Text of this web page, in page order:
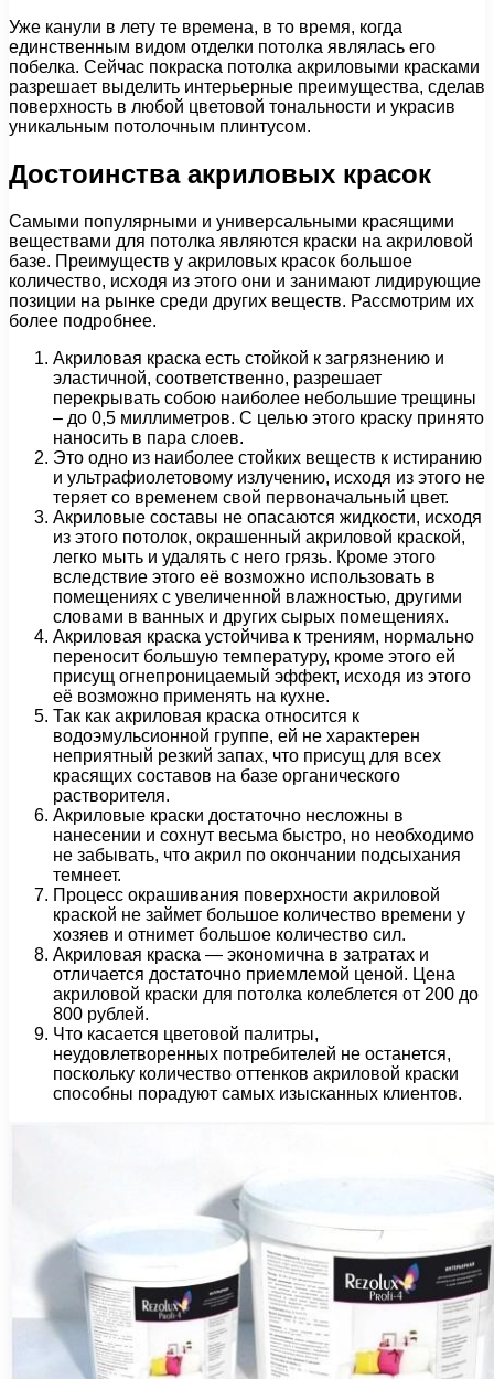
Уже канули в лету те времена, в то время, когда
единственным видом отделки потолка являлась его
побелка. Сейчас покраска потолка акриловыми красками
разрешает выделить интерьерные преимущества, сделав
поверхность в любой цветовой тональности и украсив
уникальным потолочным плинтусом.
Достоинства акриловых красок
Самыми популярными и универсальными красящими
веществами для потолка являются краски на акриловой
базе. Преимуществ у акриловых красок большое
количество, исходя из этого они и занимают лидирующие
позиции на рынке среди других веществ. Рассмотрим их
более подробнее.
Акриловая краска есть стойкой к загрязнению и
эластичной, соответственно, разрешает
перекрывать собою наиболее небольшие трещины
– до 0,5 миллиметров. С целью этого краску принято
наносить в пара слоев.
Это одно из наиболее стойких веществ к истиранию
и ультрафиолетовому излучению, исходя из этого не
теряет со временем свой первоначальный цвет.
Акриловые составы не опасаются жидкости, исходя
из этого потолок, окрашенный акриловой краской,
легко мыть и удалять с него грязь. Кроме этого
вследствие этого её возможно использовать в
помещениях с увеличенной влажностью, другими
словами в ванных и других сырых помещениях.
Акриловая краска устойчива к трениям, нормально
переносит большую температуру, кроме этого ей
присущ огнепроницаемый эффект, исходя из этого
её возможно применять на кухне.
Так как акриловая краска относится к
водоэмульсионной группе, ей не характерен
неприятный резкий запах, что присущ для всех
красящих составов на базе органического
растворителя.
Акриловые краски достаточно несложны в
нанесении и сохнут весьма быстро, но необходимо
не забывать, что акрил по окончании подсыхания
темнеет.
Процесс окрашивания поверхности акриловой
краской не займет большое количество времени у
хозяев и отнимет большое количество сил.
Акриловая краска — экономична в затратах и
отличается достаточно приемлемой ценой. Цена
акриловой краски для потолка колеблется от 200 до
800 рублей.
Что касается цветовой палитры,
неудовлетворенных потребителей не останется,
поскольку количество оттенков акриловой краски
способны порадуют самых изысканных клиентов.